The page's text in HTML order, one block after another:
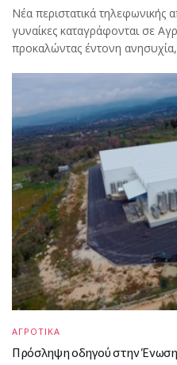
Νέα περιστατικά τηλεφωνικής
γυναίκες καταγράφονται σε
προκαλώντας έντονη
ΑΓΡΟΤΙΚΑ
Πρόσληψη οδηγού στην Ένωση